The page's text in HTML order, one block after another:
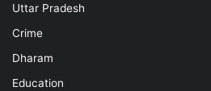
Uttar Pradesh
Crime
Dharam
Education